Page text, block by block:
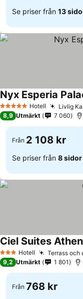
Se priser från 13
5 Stjärnor Hotell Livlig
Nyx Esperia
8,9 Utmärkt 7 060
Från 2 108 kr
Se priser från 8 sidor
3 StjärnorHotell Terrass och
Ciel Suites
9,2 Utmärkt 1 801
Från 768 kr